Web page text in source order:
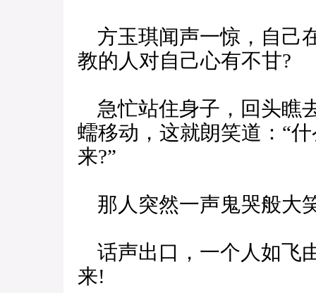
方玉琪闻声一惊，自己
教的人对自己心有不甘?
急忙站住身子，回头瞧
蠕移动，这就朗笑道：“
来?”
那人突然一声鬼哭般大
话声出口，一个人如飞
来!